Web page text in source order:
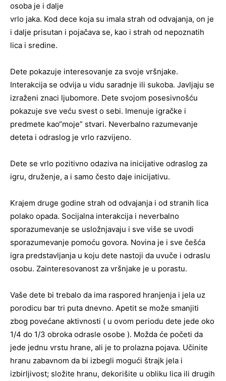
osoba je i dalje
vrlo jaka. Kod dece koja su imala strah od odvajanja, on je
i dalje prisutan i pojačava se, kao i strah od nepoznatih
lica i sredine.
Dete pokazuje interesovanje za svoje vršnjake.
Interakcija se odvija u vidu saradnje ili sukoba. Javljaju se
izraženi znaci ljubomore. Dete svojom posesivnošću
pokazuje sve veću svest o sebi. Imenuje igračke i
predmete kao“moje” stvari. Neverbalno razumevanje
deteta i odraslog je vrlo razvijeno.
Dete se vrlo pozitivno odaziva na inicijative odraslog za
igru, druženje, a i samo često daje inicijativu.
Krajem druge godine strah od odvajanja i od stranih lica
polako opada. Socijalna interakcija i neverbalno
sporazumevanje se usložnjavaju i sve više se uvodi
sporazumevanje pomoću govora. Novina je i sve češća
igra predstavljanja u koju dete nastoji da uvuče i odraslu
osobu. Zainteresovanost za vršnjake je u porastu.
Vaše dete bi trebalo da ima raspored hranjenja i jela uz
porodicu bar tri puta dnevno. Apetit se može smanjiti
zbog povećane aktivnosti ( u ovom periodu dete jede oko
1/4 do 1/3 obroka odrasle osobe ). Možda će početi da
jede jednu vrstu hrane, ali je to prolazna pojava. Učinite
hranu zabavnom da bi izbegli mogući štrajk jela i
izbirljivost; složite hranu, dekorišite u obliku lica ili drugih